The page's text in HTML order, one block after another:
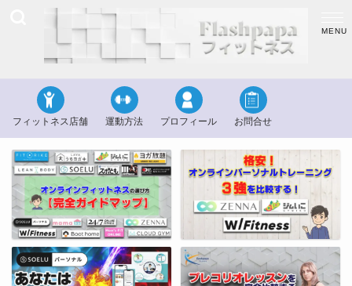
フィットネス店舗 運動方法 プロフィール お問合せ